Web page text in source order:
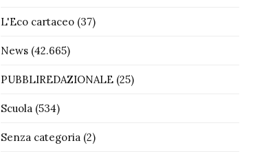
L'Eco cartaceo(37)
News(42.665)
PUBBLIREDAZIONALE(25)
Scuola(534)
Senza categoria(2)